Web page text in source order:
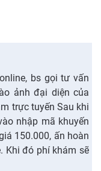
bs gọi tư vấn
ảnh đại diện của
trực tuyến Sau khi
nhập mã khuyến
150.000, ấn hoàn
Khi đó phí khám sẽ